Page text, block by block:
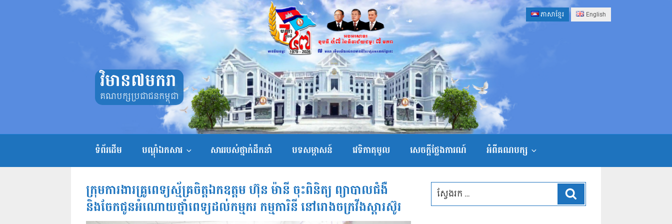
ភាសាខ្មែរ English
វិមាន៧មករា
គណបក្សប្រជាជនកម្ពុជា
ទំព័រដើម បណ្តុំឯកសារ សាររបស់ថ្នាក់ដឹកនាំ បទសម្ភាសន៍ វេទិកាតុមូល សេចក្ដីថ្លែងការណ៍ អំពីគណបក្ស
ក្រុមការងារគ្រូពេទ្យស្ម័គ្រចិត្តឯកឧត្តម ហ៊ុន ម៉ានី ចុះពិនិត្យ ព្យាបាលជំងឺ
និងចែកជូនអំណោយថ្នាំពេទ្យដល់កម្មករ កម្មការិនី នៅរោងចក្រវីងស្តារស៊ូរ